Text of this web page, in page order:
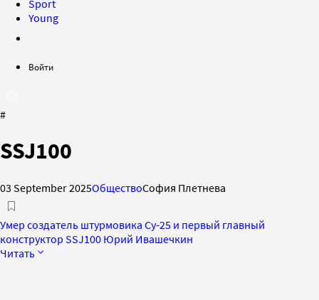
Sport
Young
Войти
#
SSJ100
03 September 2025ОбществоСофия Плетнева
Умер создатель штурмовика Су-25 и первый главный
конструктор SSJ100 Юрий Ивашечкин
Читать